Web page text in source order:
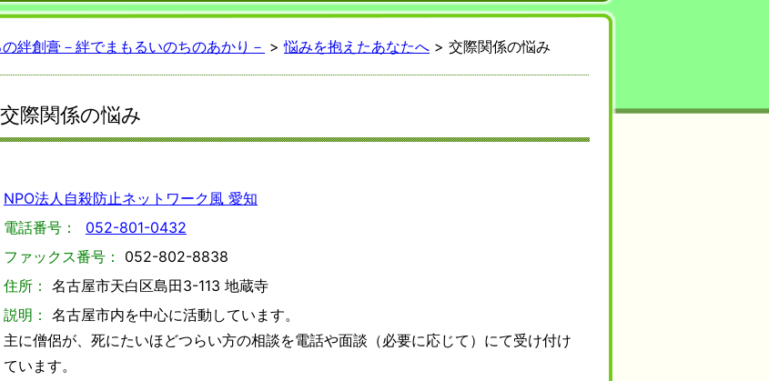
絆創膏－絆でまもるいのちのあかり－ >悩みを抱えたあなたへ > 交際関係の悩み
交際関係の悩み
NPO法人自殺防止ネットワーク風 愛知
電話番号：
052-801-0432
ファックス番号：
052-802-8838
住所： 名古屋市天白区島田3-113 地蔵寺
説明： 名古屋市内を中心に活動しています。
主に僧侶が、死にたいほどつらい方の相談を電話や面談（必要に応じて）にて受け付け
ています。